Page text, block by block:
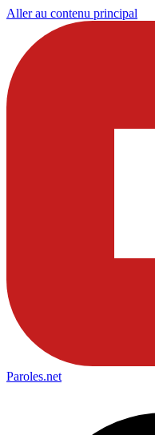
Aller au contenu principal
Paroles.net